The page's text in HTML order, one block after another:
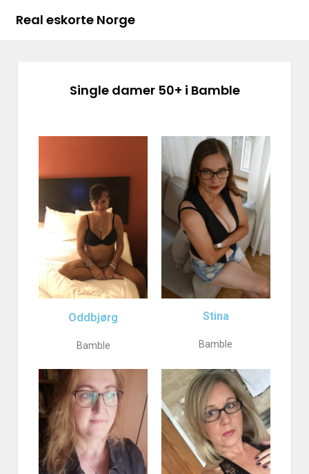
Real eskorte Norge
Single damer 50+ i Bamble
Oddbjørg
Bamble
Stina
Bamble